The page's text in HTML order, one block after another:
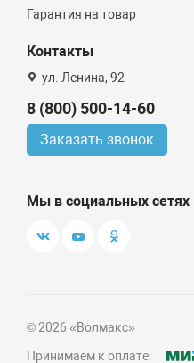
Гарантия на товар
Контакты
ул. Ленина, 92
8 (800) 500-14-60
Заказать звонок
Мы в социальных сетях
© 2026 «Волмакс»
Принимаем к оплате: